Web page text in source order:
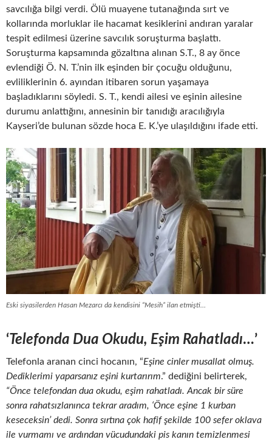
savcılığa bilgi verdi. Ölü muayene tutanağında sırt ve
kollarında morluklar ile hacamat kesiklerini andıran yaralar
tespit edilmesi üzerine savcılık soruşturma başlattı.
Soruşturma kapsamında gözaltına alınan S.T., 8 ay önce
evlendiği Ö. N. T.’nin ilk eşinden bir çocuğu olduğunu,
evliliklerinin 6. ayından itibaren sorun yaşamaya
başladıklarını söyledi. S. T., kendi ailesi ve eşinin ailesine
durumu anlattığını, annesinin bir tanıdığı aracılığıyla
Kayseri’de bulunan sözde hoca E. K.’ye ulaşıldığını ifade etti.
Eski siyasilerden Hasan Mezarcı da kendisini “Mesih” ilan etmişti…
‘Telefonda Dua Okudu, Eşim Rahatladı…’
Telefonla aranan cinci hocanın, “Eşine cinler musallat olmuş.
Dediklerimi yaparsanız eşini kurtarırım.” dediğini belirterek,
“Önce telefondan dua okudu, eşim rahatladı. Ancak bir süre
sonra rahatsızlanınca tekrar aradım, ‘Önce eşine 1 kurban
keseceksin’ dedi. Sonra sırtına çok hafif şekilde 100 sefer oklava
ile vurmamı ve ardından vücudundaki pis kanın temizlenmesi